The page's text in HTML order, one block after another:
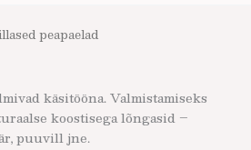
peapaelad
käsitööna. Valmistamiseks
koostisega lõngasid –
puuvill jne.